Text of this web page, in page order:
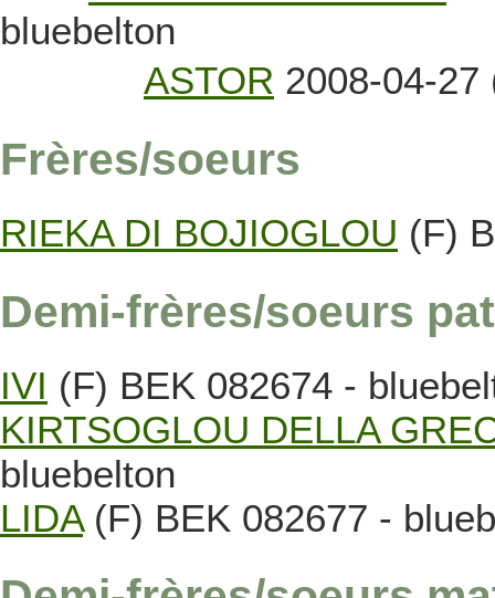
bluebelton
ASTOR 2008-04-27
Frères/soeurs
RIEKA DI BOJIOGLOU (F)
Demi-frères/soeurs
IVI (F) BEK 082674 -
KIRTSOGLOU DELLA
bluebelton
LIDA(F) BEK 082677 -